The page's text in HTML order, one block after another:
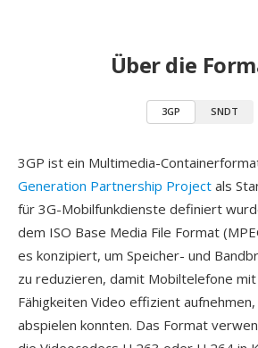
Über die
3GP SNDT
3GP ist ein Multimedia-
Generation Partnership Project als
für 3G-Mobilfunkdienste definiert
dem ISO Base Media File Format
es konzipiert, um Speicher- und
zu reduzieren, damit Mobiltelefone
Fähigkeiten Video effizient
abspielen konnten. Das Format